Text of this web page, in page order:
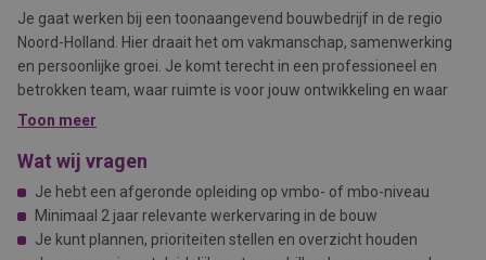
Je gaat werken bij een toonaangevend bouwbedrijf in de regio
Noord-Holland. Hier draait het om vakmanschap, samenwerking
en persoonlijke groei. Je komt terecht in een professioneel en
betrokken team, waar ruimte is voor jouw ontwikkeling en waar
iedere medewerker telt. De organisatie investeert in een prettige
aan duurzame projecten waar je trots op kunt zijn.
Toon meer
Wat wij vragen
Je hebt een afgeronde opleiding op vmbo- of mbo-niveau
Minimaal 2 jaar relevante werkervaring in de bouw
Je kunt plannen, prioriteiten stellen en overzicht houden